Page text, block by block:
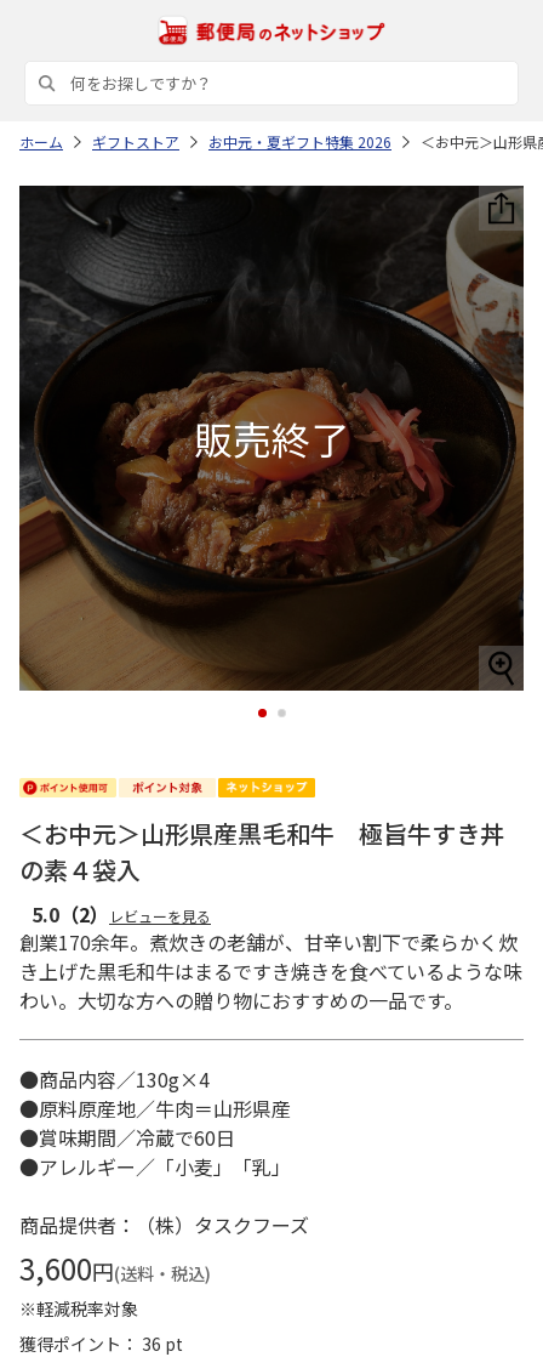
ホーム ギフトストア お中元・夏ギフト特集 2026 ＜お中元＞山形
1 2
＜お中元＞山形県産黒毛和牛 極旨牛すき丼
の素４袋入
5.0 （2） レビューを見る
創業170余年。煮炊きの老舗が、甘辛い割下で柔らかく炊
き上げた黒毛和牛はまるですき焼きを食べているような味
わい。大切な方への贈り物におすすめの一品です。
●商品内容／130g×4
●原料原産地／牛肉＝山形県産
●賞味期間／冷蔵で60日
●アレルギー／「小麦」「乳」
商品提供者：（株）タスクフーズ
3,600円(送料・税込)
※軽減税率対象
獲得ポイント： 36 pt